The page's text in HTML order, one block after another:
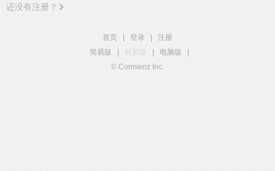
还没有注册？
首页 登录
注册
简易版
触屏版 电脑版
© Comsenz Inc.